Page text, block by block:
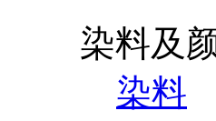
染料及
染料